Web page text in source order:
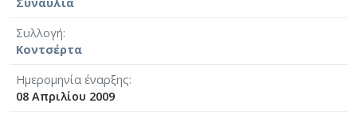
Συλλογή
Κοντσέρτα
Ημερομηνία έναρξης
08 Απριλίου 2009